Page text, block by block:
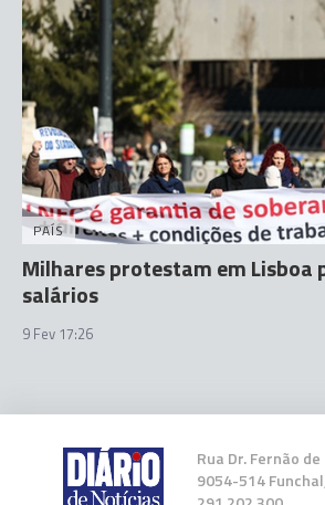
PAÍS
Milhares protestam em Lisboa
salários
9 Fev 17:26
Rua Dr. Fernão
9054-514